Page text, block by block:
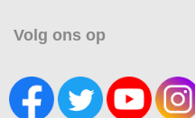
Volg ons op